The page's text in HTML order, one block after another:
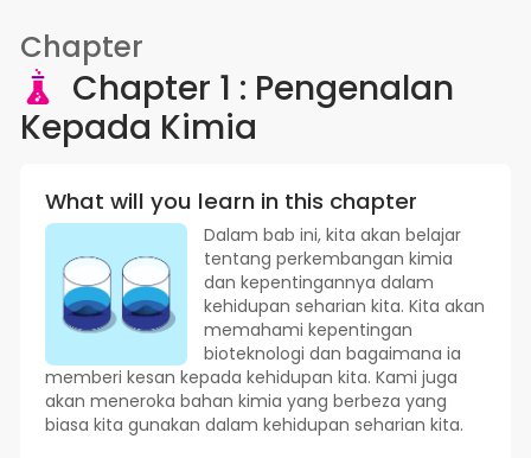
Chapter
Chapter 1 : Pengenalan
Kepada Kimia
What will you learn in this chapter
Dalam bab ini, kita akan belajar
tentang perkembangan kimia
dan kepentingannya dalam
kehidupan seharian kita. Kita akan
memahami kepentingan
bioteknologi dan bagaimana ia
memberi kesan kepada kehidupan kita. Kami juga
akan meneroka bahan kimia yang berbeza yang
biasa kita gunakan dalam kehidupan seharian kita.